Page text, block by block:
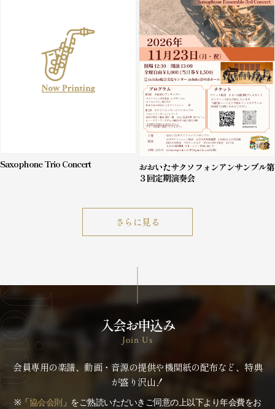
Saxophone Trio Concert
おおいたサクソフォンアンサンブル第
３回定期演奏会
さらに見る
入会お申込み
Join Us
会員専用の楽譜、動画・音源の提供や機関紙の配布など、特典
が盛り沢山！
※「協会会則 」をご熟読いただいきご同意の上以下より年会費をお